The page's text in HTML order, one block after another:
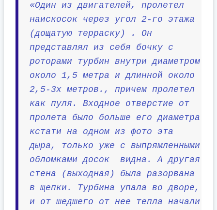
«Один из двигателей, пролетел
наискосок через угол 2-го этажа
(дощатую терраску) . Он
представлял из себя бочку с
роторами турбин внутри диаметром
около 1,5 метра и длинной около
2,5-3х метров., причем пролетел
как пуля. Входное отверстие от
пролета было больше его диаметра
кстати на одном из фото эта
дыра, только уже с выпрямленными
обломками досок видна. А другая
стена (выходная) была разорвана
в щепки. Турбина упала во дворе,
и от шедшего от нее тепла начали